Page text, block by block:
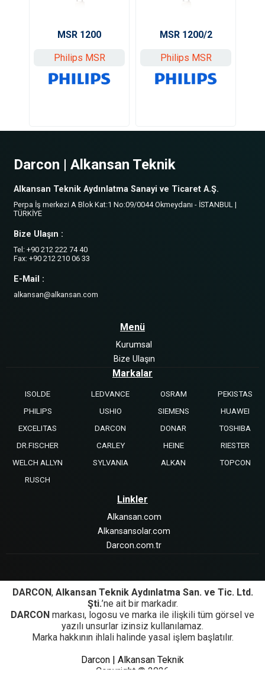
MSR 1200
Philips MSR
MSR 1200/2
Philips MSR
Darcon | Alkansan Teknik
Alkansan Teknik Aydınlatma Sanayi ve Ticaret A.Ş.
Perpa İş merkezi A Blok Kat:1 No:09/0044 Okmeydanı - İSTANBUL |
TÜRKİYE
Bize Ulaşın :
Tel: +90 212 222 74 40
Fax: +90 212 210 06 33
E-Mail :
alkansan@alkansan.com
Menü
Kurumsal
Bize Ulaşın
Markalar
ISOLDE LEDVANCE OSRAM
PEKISTAS
PHILIPS
USHIO SIEMENS
HUAWEI
EXCELITAS
DARCON DONAR
TOSHIBA
DR.FISCHER
CARLEY HEINE
RIESTER
WELCH ALLYN
SYLVANIA ALKAN
TOPCON
RUSCH
Linkler
Alkansan.com
Alkansansolar.com
Darcon.com.tr
DARCON, Alkansan Teknik Aydınlatma San. ve Tic. Ltd.
Şti.’ne ait bir markadır.
DARCON markası, logosu ve marka ile ilişkili tüm görsel ve
yazılı unsurlar izinsiz kullanılamaz.
Marka hakkının ihlali halinde yasal işlem başlatılır.
Darcon | Alkansan Teknik
Copyright © 2026